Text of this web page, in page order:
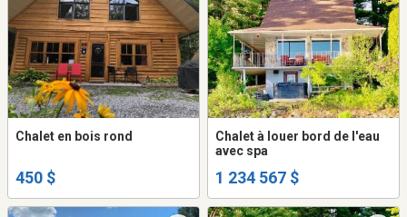
Chalet en bois rond
450 $
Chalet à louer bord de l'eau
avec spa
1 234 567 $